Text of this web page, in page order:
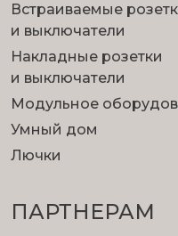
Встраиваемые
и выключатели
Накладные розетки
и выключатели
Модульное
Умный дом
Лючки
ПАРТНЕРАМ